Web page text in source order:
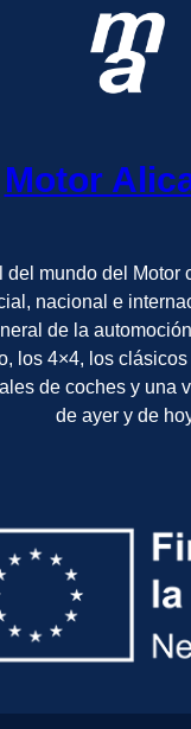
Motor
del mundo del Motor
nacional e
de la
los 4×4, los
de coches y una
de ayer y de